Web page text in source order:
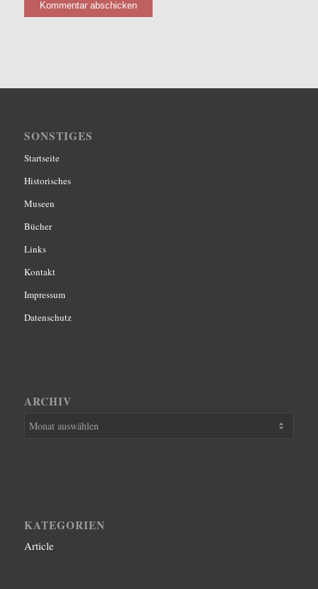
SONSTIGES
Startseite
Historisches
Museen
Bücher
Links
Kontakt
Impressum
Datenschutz
ARCHIV
KATEGORIEN
Article